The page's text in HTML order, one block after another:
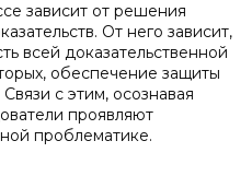
зависит от решения
От него зависит,
всей доказательственной
обеспечение защиты
с этим, осознавая
проявляют
проблематике.